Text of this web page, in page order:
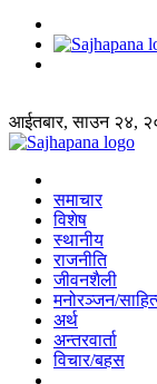
आईतबार, साउन २४,
समाचार
विशेष
स्थानीय
राजनीति
जीवनशैली
मनोरञ्जन/
अर्थ
अन्तरवार्ता
विचार/बहस